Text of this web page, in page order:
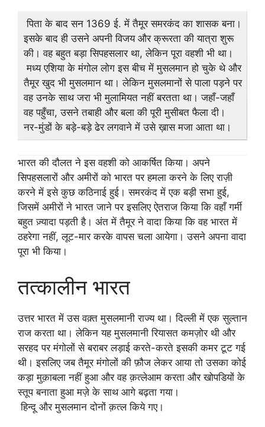
पिता के बाद सन 1369 ई. में तैमूर समरकंद का शासक बना।
इसके बाद ही उसने अपनी विजय और क्रूरता की यात्रा शुरू
की। वह बहुत बड़ा सिपहसलार था, लेकिन पूरा वहशी भी था।
मध्य एशिया के मंगोल लोग इस बीच में मुसलमान हो चुके थे और
तैमूर खुद भी मुसलमान था। लेकिन मुसलमानों से पाला पड़ने पर
वह उनके साथ जरा भी मुलामियत नहीं बरतता था। जहाँ-जहाँ
वह पहुँचा, उसने तबाही और बला की पूरी मुसीबत फैला दी।
नर-मुंडों के बड़े-बड़े ढेर लगवाने में उसे ख़ास मजा आता था।
भारत की दौलत ने इस वहशी को आकर्षित किया। अपने
सिपहसलारों और अमीरों को भारत पर हमला करने के लिए राज़ी
करने में इसे कुछ कठिनाई हुई। समरकंद में एक बड़ी सभा हुई,
जिसमें अमीरों ने भारत जाने पर इसलिए ऐतराज किया कि वहाँ गर्मी
बहुत ज़्यादा पड़ती है। अंत में तैमूर ने वादा किया कि वह भारत में
ठहरेगा नहीं, लूट-मार करके वापस चला आयेगा। उसने अपना वादा
पूरा भी किया।
तत्कालीन भारत
उत्तर भारत में उस वक़्त मुसलमानी राज्य था। दिल्ली में एक सुल्तान
राज करता था। लेकिन यह मुसलमानी रियासत कमज़ोर थी और
सरहद पर मंगोलों से बराबर लड़ाई करते-करते इसकी कमर टूट गई
थी। इसलिए जब तैमूर मंगोलों की फ़ौज लेकर आया तो उसका कोई
कड़ा मुक़ाबला नहीं हुआ और वह क़त्लेआम करता और खोपडियों के
स्तूप बनाता हुआ मज़े के साथ आगे बढ़ता गया।
हिन्दू और मुसलमान दोनों क़त्ल किये गए।